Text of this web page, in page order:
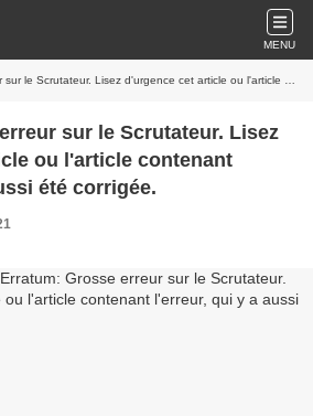
MENU
Lisez d'urgence cet article ou l'article contenant l'erreur, qui y a aussi été corrigée.
sur le Scrutateur. Lisez
ou l'article contenant
été corrigée.